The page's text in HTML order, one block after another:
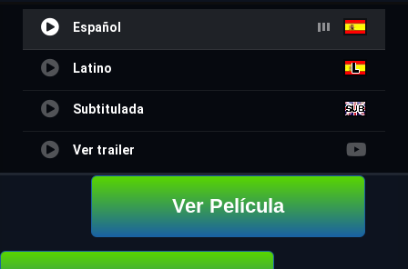
Español
Latino
Subtitulada
Ver trailer
Ver Película